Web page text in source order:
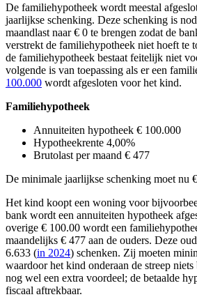
De familiehypotheek wordt meestal
jaarlijkse schenking. Deze schenking is
maandlast naar € 0 te brengen zodat de
verstrekt de familiehypotheek niet hoeft te
de familiehypotheek bestaat feitelijk niet
volgende is van toepassing als er een
100.000 wordt afgesloten voor het kind.
Familiehypotheek
Annuiteiten hypotheek € 100.000
Hypotheekrente 4,00%
Brutolast per maand € 477
De minimale jaarlijkse schenking moet nu
Het kind koopt een woning voor
bank wordt een annuiteiten hypotheek
overige € 100.00 wordt een
maandelijks € 477 aan de ouders. Deze
6.633 (in 2024) schenken. Zij moeten
waardoor het kind onderaan de streep
nog wel een extra voordeel; de betaalde
fiscaal aftrekbaar.